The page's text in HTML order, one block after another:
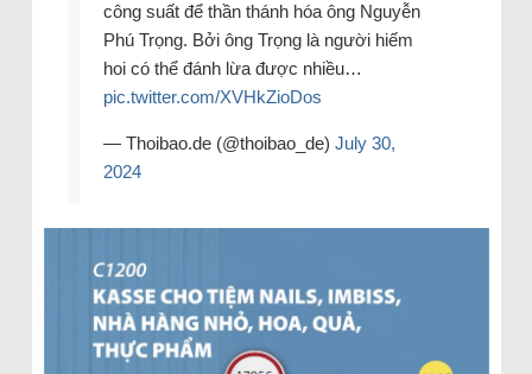
công suất để thần thánh hóa ông Nguyễn
Phú Trọng. Bởi ông Trọng là người hiếm
hoi có thể đánh lừa được nhiều…
pic.twitter.com/XVHkZioDos
— Thoibao.de (@thoibao_de) July 30,
2024